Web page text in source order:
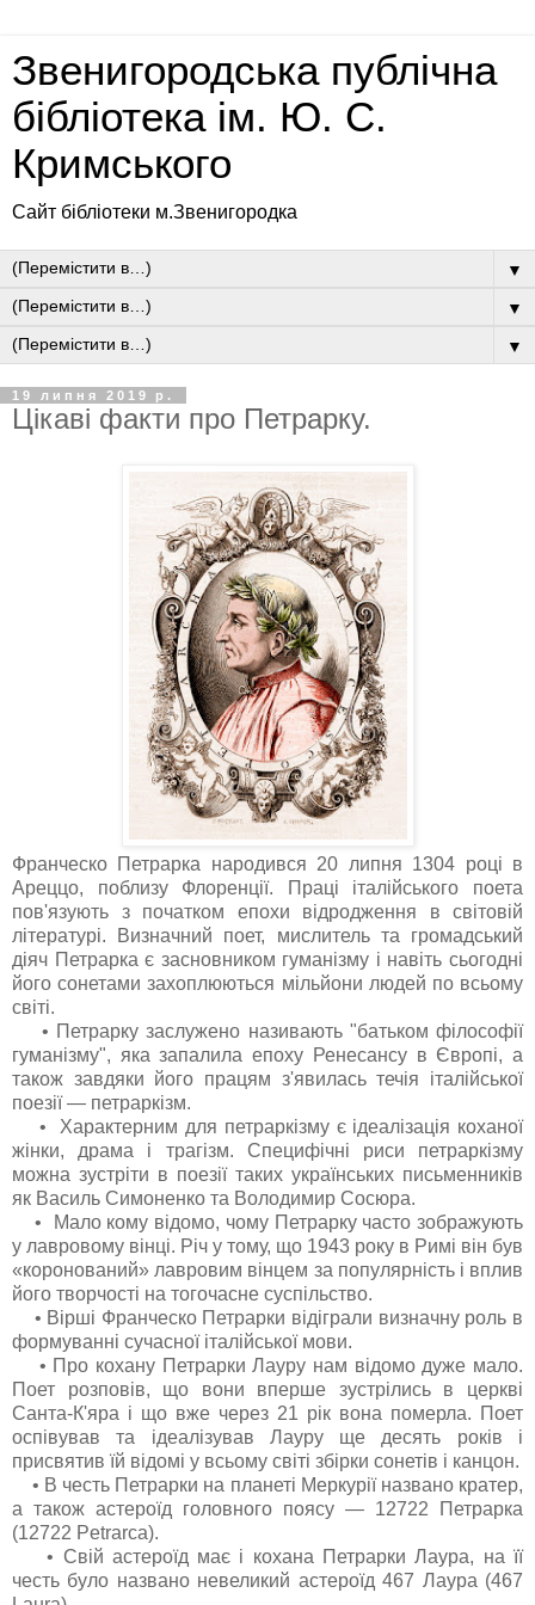
Звенигородська публічна
бібліотека ім. Ю. С.
Кримського
Сайт бібліотеки м.Звенигородка
▼
▼
▼
19 липня 2019 р.
Цікаві факти про Петрарку.
Франческо Петрарка народився 20 липня 1304 році в
Ареццо, поблизу Флоренції. Праці італійського поета
пов'язують з початком епохи відродження в світовій
літературі. Визначний поет, мислитель та громадський
діяч Петрарка є засновником гуманізму і навіть сьогодні
його сонетами захоплюються мільйони людей по всьому
світі.
• Петрарку заслужено називають "батьком філософії
гуманізму", яка запалила епоху Ренесансу в Європі, а
також завдяки його працям з'явилась течія італійської
поезії — петраркізм.
• Характерним для петраркізму є ідеалізація коханої
жінки, драма і трагізм. Специфічні риси петраркізму
можна зустріти в поезії таких українських письменників
як Василь Симоненко та Володимир Сосюра.
• Мало кому відомо, чому Петрарку часто зображують
у лавровому вінці. Річ у тому, що 1943 року в Римі він був
«коронований» лавровим вінцем за популярність і вплив
його творчості на тогочасне суспільство.
• Вірші Франческо Петрарки відіграли визначну роль в
формуванні сучасної італійської мови.
• Про кохану Петрарки Лауру нам відомо дуже мало.
Поет розповів, що вони вперше зустрілись в церкві
Санта-К'яра і що вже через 21 рік вона померла. Поет
оспівував та ідеалізував Лауру ще десять років і
присвятив їй відомі у всьому світі збірки сонетів і канцон.
• В честь Петрарки на планеті Меркурії названо кратер,
а також астероїд головного поясу — 12722 Петрарка
(12722 Petrarca).
• Свій астероїд має і кохана Петрарки Лаура, на її
честь було названо невеликий астероїд 467 Лаура (467